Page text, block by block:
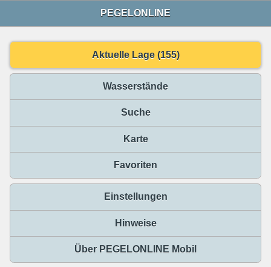
PEGELONLINE
Aktuelle Lage (155)
Wasserstände
Suche
Karte
Favoriten
Einstellungen
Hinweise
Über PEGELONLINE Mobil